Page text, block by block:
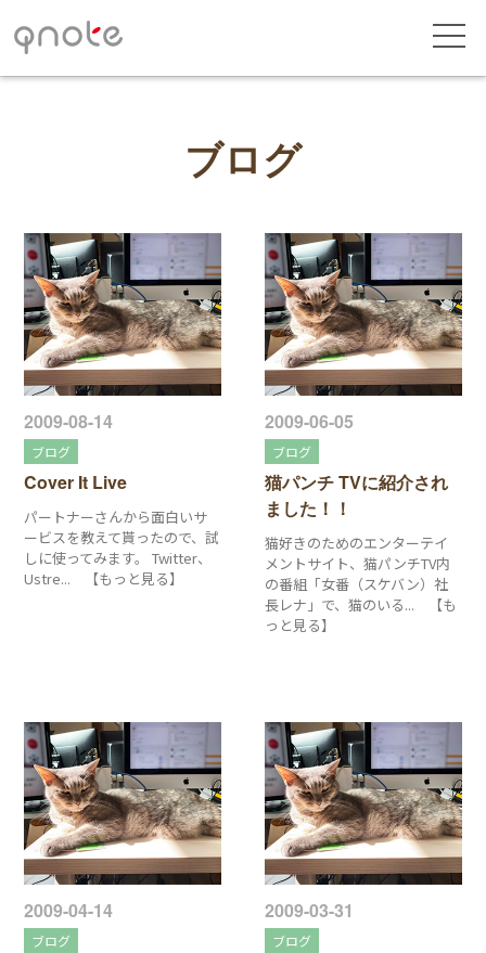
ブログ
2009-08-14
ブログ
Cover It Live
パートナーさんから面白いサ
ービスを教えて貰ったので、試
しに使ってみます。 Twitter、
Ustre... 【もっと見る】
2009-06-05
ブログ
猫パンチ TVに紹介され
ました！！
猫好きのためのエンターテイ
メントサイト、猫パンチTV内
の番組「女番（スケバン）社
長レナ」で、猫のいる... 【も
っと見る】
2009-04-14
ブログ
2009-03-31
ブログ